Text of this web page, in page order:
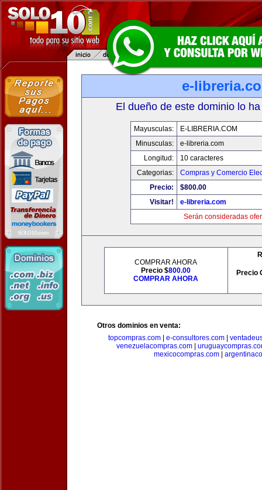
e-
El dueño de este dominio lo
Mayusculas:
E-LIBRERIA.COM
Minusculas:
e-libreria.com
Longitud:
10 caracteres
Categorias:
Compras y Comercio
Precio:
$800.00
Visitar!
e-libreria.com
Serán consideradas
COMPRAR AHORA
Precio $800.00
COMPRAR AHORA
Precio
Otros dominios en venta:
topcompras.com
e-consultores.com
venezuelacompras.com|
mexicocompras.com